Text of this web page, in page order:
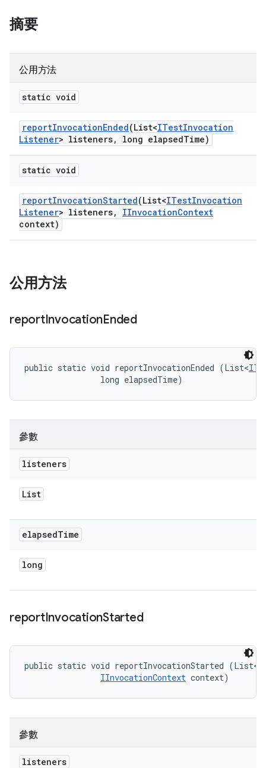
摘要
公用方法
static void
reportInvocationEnded(List<ITestInvocation
Listener> listeners, long elapsedTime)
static void
reportInvocationStarted(List<ITestInvocation
Listener> listeners, IInvocationContext
context)
公用方法
reportInvocationEnded
public static void reportInvocationEnded (List<
                long elapsedTime)
參數
listeners
List
elapsedTime
long
reportInvocationStarted
public static void reportInvocationStarted (List<
IInvocationContext context)
參數
listeners